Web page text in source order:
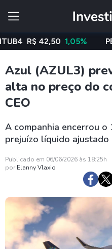
R$ 42,50 1,05% PETR4
Azul (AZUL3)
alta no preço do
CEO
A companhia encerrou
prejuízo líquido ajustado
Publicado em 06/06/2026 às 18:25h
por Elanny Vlaxio